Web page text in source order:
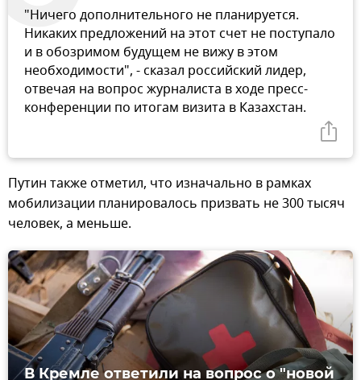
"Ничего дополнительного не планируется.
Никаких предложений на этот счет не поступало
и в обозримом будущем не вижу в этом
необходимости", - сказал российский лидер,
отвечая на вопрос журналиста в ходе пресс-
конференции по итогам визита в Казахстан.
Путин также отметил, что изначально в рамках
мобилизации планировалось призвать не 300 тысяч
человек, а меньше.
В Кремле ответили на вопрос о "новой